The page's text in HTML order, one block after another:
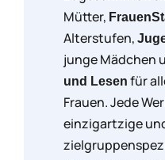
Mütter,
Alterstufen,
junge Mädchen
und Lesen für
Frauen. Jede
einzigartzige